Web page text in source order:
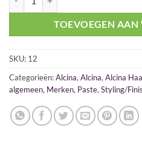
TOEVOEGEN
SKU: 12
Categorieën:Alcina, Alcina, Alcina
algemeen, Merken, Paste, Styling/